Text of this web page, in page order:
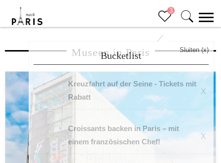
3
Bucketlist
Sluiten (x)
Kreuzfahrt auf der Seine - Tickets mit
Rabatt
X
Croissants backen in Paris – mit
einem französischen Chef!
X
Museen in Paris